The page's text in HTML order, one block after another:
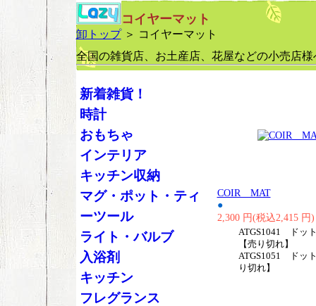
コイヤーマット
卸トップ＞ コイヤーマット
全国の雑貨店、お土産店、花屋などの小売店
COIR MAT
●
2,300 円(税込2,415 円)
ATGS1041 ドッ
【売り切れ】
ATGS1051 ドッ
り切れ】
新着雑貨！
時計
おもちゃ
インテリア
キッチン収納
マグ・ポット・ティ
ーツール
ライト・バルブ
入浴剤
キッチン
フレグランス